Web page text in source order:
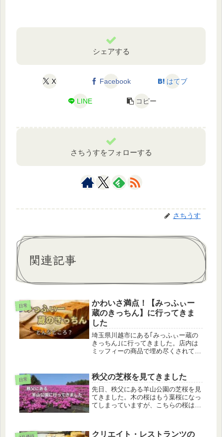
シェアする
X Facebook はてブ
LINE コピー
さちうすをフォローする
さちうす
関連記事
日常
かわいさ満点！【みっふぃー
蔵のきっちん】に行ってきま
した
埼玉県川越市にある｢みっふぃー蔵の
きっちん｣に行ってきました。店内は
ミッフィーの商品で埋め尽くされてお
っちんはベーカリーとグッズが売って
いるストアが併設されていました。入
り...
日常 秩父の芝桜を見てきました
先日、秩父にある羊山公園の芝桜を見
てきました。木の桜はもう葉桜になっ
てしまっていますが、こちらの桜はと
くぐると一面に芝桜が広がっていまし
クリエイト・レストランツの